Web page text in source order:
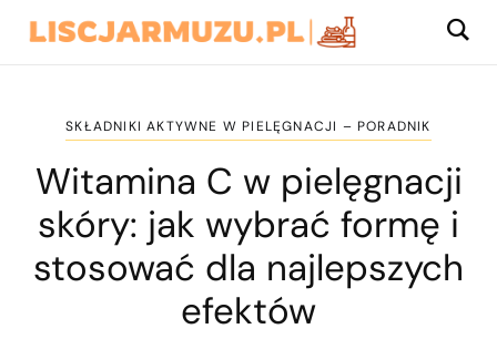
SKŁADNIKI AKTYWNE W PIELĘGNACJI – PORADNIK
Witamina C w pielęgnacji
skóry: jak wybrać formę i
stosować dla najlepszych
efektów